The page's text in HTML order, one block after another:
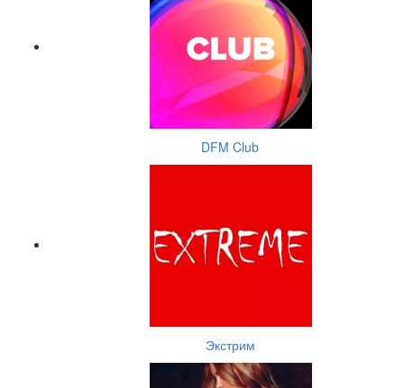
DFM Club
Экстрим